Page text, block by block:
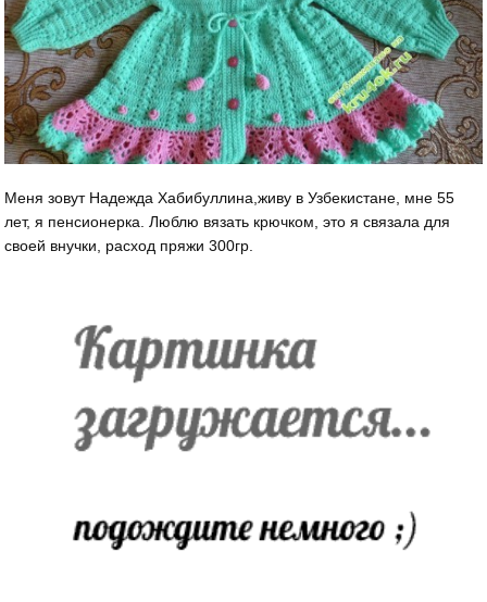
Меня зовут Надежда Хабибуллина,живу в Узбекистане, мне 55
лет, я пенсионерка. Люблю вязать крючком, это я связала для
своей внучки, расход пряжи 300гр.